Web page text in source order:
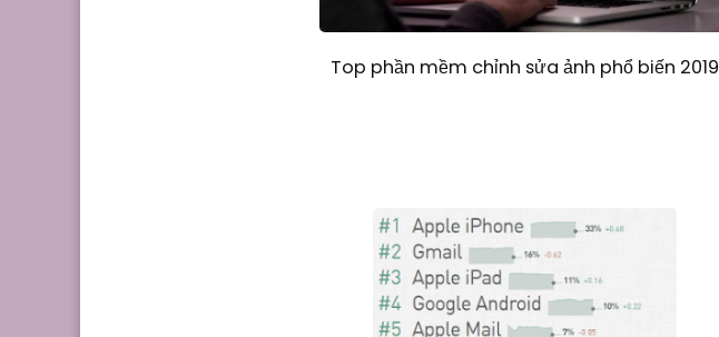
Top phần mềm chỉnh sửa ảnh phổ biến 2019